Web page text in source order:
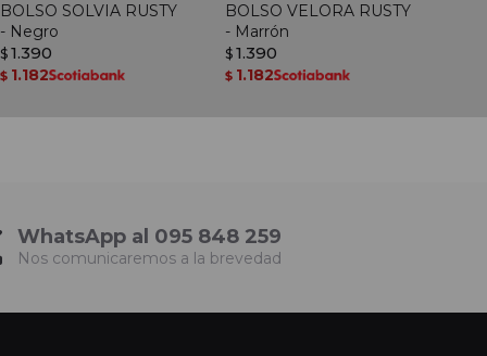
BOLSO SOLVIA RUSTY
- Negro
$ 1.390
$ 1.182
BOLSO VELORA RUSTY
- Marrón
$ 1.390
$ 1.182
WhatsApp al 095 848 259
Nos comunicaremos a la brevedad